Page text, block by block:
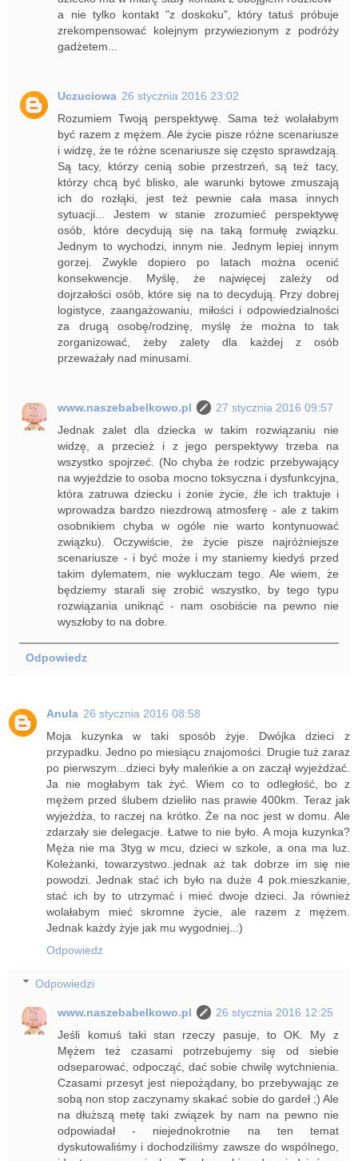
a nie tylko kontakt "z doskoku", który tatuś próbuje
zrekompensować kolejnym przywiezionym z podróży
gadżetem...
Uczuciowa 26 stycznia 2016 23:02
Rozumiem Twoją perspektywę. Sama też wolałabym
być razem z mężem. Ale życie pisze różne scenariusze
i widzę, że te różne scenariusze się często sprawdzają.
Są tacy, którzy cenią sobie przestrzeń, są też tacy,
którzy chcą być blisko, ale warunki bytowe zmuszają
ich do rozłąki, jest też pewnie cała masa innych
sytuacji... Jestem w stanie zrozumieć perspektywę
osób, które decydują się na taką formułę związku.
Jednym to wychodzi, innym nie. Jednym lepiej innym
gorzej. Zwykle dopiero po latach można ocenić
konsekwencje. Myślę, że najwięcej zależy od
dojrzałości osób, które się na to decydują. Przy dobrej
logistyce, zaangażowaniu, miłości i odpowiedzialności
za drugą osobę/rodzinę, myślę że można to tak
zorganizować, żeby zalety dla każdej z osób
przeważały nad minusami.
www.naszebabelkowo.pl
27 stycznia 2016 09:57
Jednak zalet dla dziecka w takim rozwiązaniu nie
widzę, a przecież i z jego perspektywy trzeba na
wszystko spojrzeć. (No chyba że rodzic przebywający
na wyjeździe to osoba mocno toksyczna i dysfunkcyjna,
która zatruwa dziecku i żonie życie, źle ich traktuje i
wprowadza bardzo niezdrową atmosferę - ale z takim
osobnikiem chyba w ogóle nie warto kontynuować
związku). Oczywiście, że życie pisze najróżniejsze
scenariusze - i być może i my staniemy kiedyś przed
takim dylematem, nie wykluczam tego. Ale wiem, że
będziemy starali się zrobić wszystko, by tego typu
rozwiązania uniknąć - nam osobiście na pewno nie
wyszłoby to na dobre.
Odpowiedz
Anula 26 stycznia 2016 08:58
Moja kuzynka w taki sposób żyje. Dwójka dzieci z
przypadku. Jedno po miesiącu znajomości. Drugie tuż zaraz
po pierwszym...dzieci były maleńkie a on zaczął wyjeżdżać.
Ja nie mogłabym tak żyć. Wiem co to odległość, bo z
mężem przed ślubem dzieliło nas prawie 400km. Teraz jak
wyjeżdża, to raczej na krótko. Że na noc jest w domu. Ale
zdarzały sie delegacje. Łatwe to nie było. A moja kuzynka?
Męża nie ma 3tyg w mcu, dzieci w szkole, a ona ma luz.
Koleżanki, towarzystwo..jednak aż tak dobrze im się nie
powodzi. Jednak stać ich było na duże 4 pok.mieszkanie,
stać ich by to utrzymać i mieć dwoje dzieci. Ja również
wolałabym mieć skromne życie, ale razem z mężem.
Jednak każdy żyje jak mu wygodniej..:)
Odpowiedz
Odpowiedzi
www.naszebabelkowo.pl
26 stycznia 2016 12:25
Jeśli komuś taki stan rzeczy pasuje, to OK. My z
Mężem też czasami potrzebujemy się od siebie
odseparować, odpocząć, dać sobie chwilę wytchnienia.
Czasami przesyt jest niepożądany, bo przebywając ze
sobą non stop zaczynamy skakać sobie do gardeł ;) Ale
na dłuższą metę taki związek by nam na pewno nie
odpowiadał - niejednokrotnie na ten temat
dyskutowaliśmy i dochodziliśmy zawsze do wspólnego,